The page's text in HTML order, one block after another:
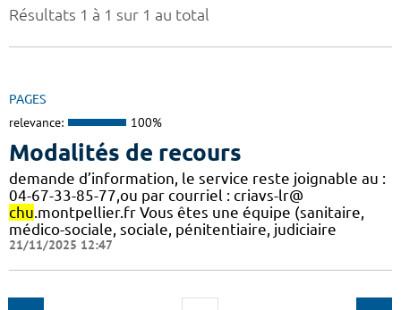
Résultats 1 à 1 sur 1 au total
PAGES
relevance: 100%
Modalités de recours
demande d’information, le service reste joignable au :
04-67-33-85-77,ou par courriel : criavs-lr@
chu .montpellier.fr Vous êtes une équipe (sanitaire,
médico-sociale, sociale, pénitentiaire, judiciaire
21/11/2025 12:47